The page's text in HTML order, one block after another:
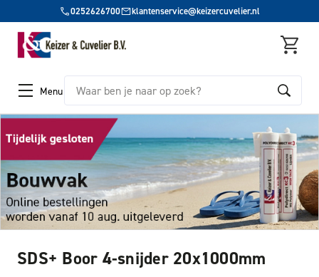
0252626700 klantenservice@keizercuvelier.nl
Menu Zoeken
SDS+ Boor 4-snijder 20x1000mm